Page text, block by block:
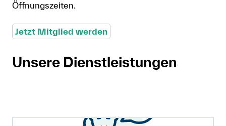
Newsletter
Mitglied werden
Öffnungszeiten.
Jetzt Mitglied werden
Unsere Dienstleistungen